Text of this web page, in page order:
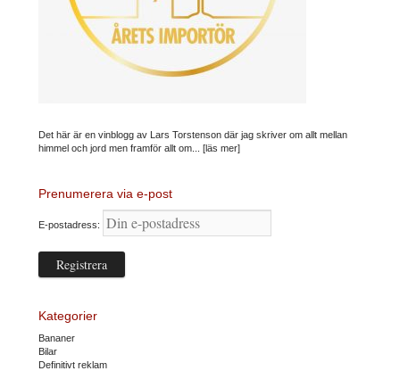
Det här är en vinblogg av Lars Torstenson där jag skriver om allt mellan
himmel och jord men framför allt om... [läs mer]
Prenumerera via e-post
E-postadress:
Kategorier
Bananer
Bilar
Definitivt reklam